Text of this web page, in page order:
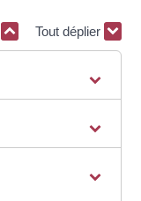
Tout déplier